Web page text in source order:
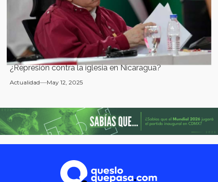
¿Represión contra la iglesia en Nicaragua?
Actualidad May 12, 2025